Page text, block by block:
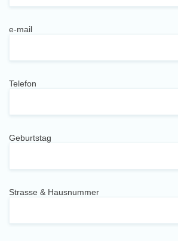
e-mail
Telefon
Geburtstag
Strasse & Hausnummer